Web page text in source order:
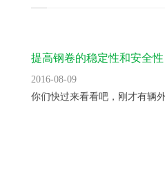
提高钢卷的稳定性和安全
2016-08-09
你们快过来看看吧，刚才有辆